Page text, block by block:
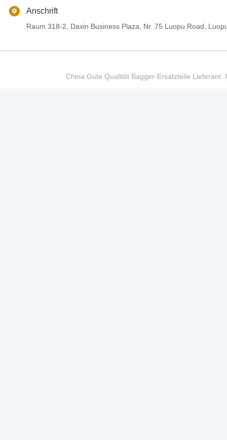
Anschrift
Raum 318-2, Daxin Business Plaza, Nr. 75 Luopu Road,
China Gute Qualität Bagger-Ersatzteile